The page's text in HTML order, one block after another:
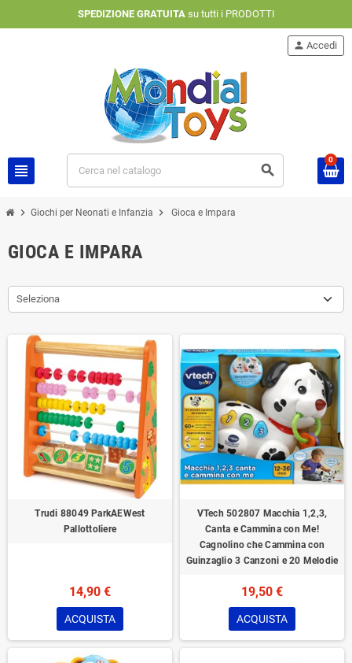
SPEDIZIONE GRATUITAsu tutti i PRODOTTI
view_headline search
person Accedi
0
chevron_right Giochi per Neonati e Infanzia chevron_right Gioca e Impara
GIOCA E IMPARA
Seleziona
Trudi ‎88049 ParkAEWest
Pallottoliere
14,90 €
ACQUISTA
VTech 502807 Macchia 1,2,3,
Canta e Cammina con Me!
Cagnolino che Cammina con
Guinzaglio 3 Canzoni e 20 Melodie
19,50 €
ACQUISTA